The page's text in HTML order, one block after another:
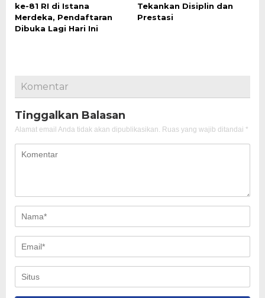
ke-81 RI di Istana
Merdeka, Pendaftaran
Dibuka Lagi Hari Ini
Tekankan Disiplin dan
Prestasi
Komentar
Tinggalkan Balasan
Alamat email Anda tidak akan dipublikasikan. Ruas yang wajib ditandai *